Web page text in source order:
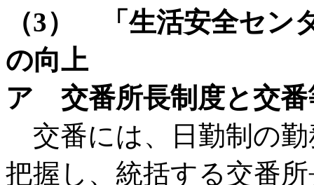
（3） 「生活安全セン
の向上
ア 交番所長制度と交番
交番には、日勤制の勤
把握し、統括する交番